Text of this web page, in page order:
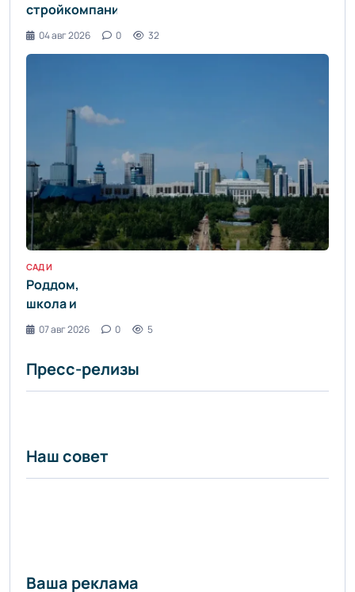
стройкомпаний
с
выросло в
Алматы -
informburo.kz
- «Уют и
комфорт»
04 авг 2026 0 32
САД И ОГОРОД / ДИЗАЙН ИНТЕРЬЕРА / ДОМ И БЫТ / СТАТЬИ / УЮТ И
Роддом,
школа и
бизнес-
Проекты
новой
обсудили в
Астане -
07 авг 2026 0 5
Пресс-релизы
Наш совет
Ваша реклама